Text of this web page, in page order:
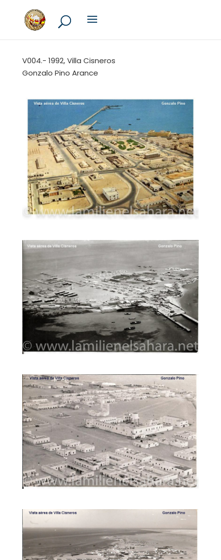
V004.- 1992, Villa Cisneros
Gonzalo Pino Arance